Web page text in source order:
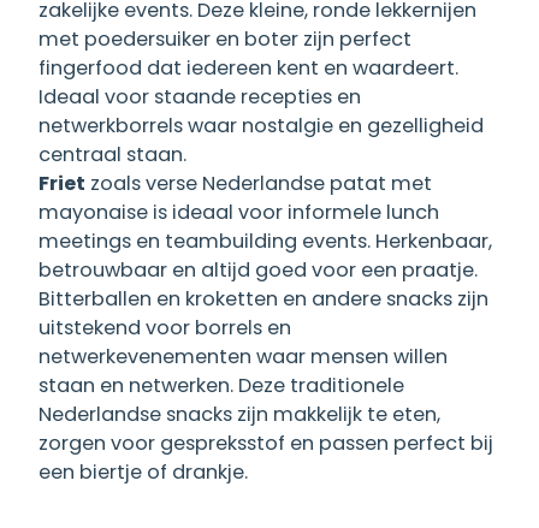
zakelijke events. Deze kleine, ronde lekkernijen
met poedersuiker en boter zijn perfect
fingerfood dat iedereen kent en waardeert.
Ideaal voor staande recepties en
netwerkborrels waar nostalgie en gezelligheid
centraal staan.
Friet zoals verse Nederlandse patat met
mayonaise is ideaal voor informele lunch
meetings en teambuilding events. Herkenbaar,
betrouwbaar en altijd goed voor een praatje.
Bitterballen en kroketten en andere snacks zijn
uitstekend voor borrels en
netwerkevenementen waar mensen willen
staan en netwerken. Deze traditionele
Nederlandse snacks zijn makkelijk te eten,
zorgen voor gespreksstof en passen perfect bij
een biertje of drankje.